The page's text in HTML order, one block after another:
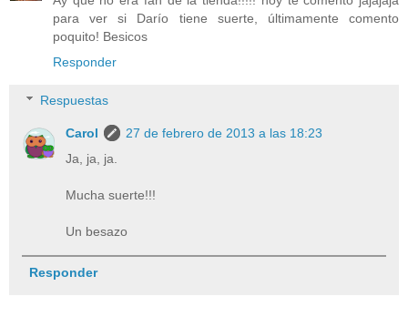
para ver si Darío tiene suerte, últimamente comento
poquito! Besicos
Responder
Respuestas
Carol
27 de febrero de 2013 a las 18:23
Ja, ja, ja.
Mucha suerte!!!
Un besazo
Responder